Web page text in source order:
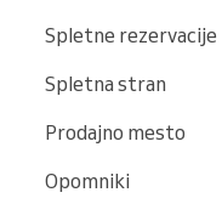
Spletne rezervacije
Spletna stran
Prodajno mesto
Opomniki